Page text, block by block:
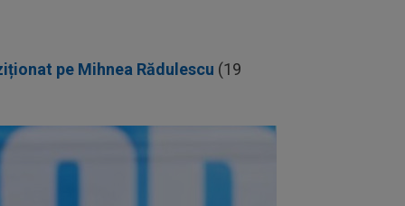
pe Mihnea Rădulescu (19